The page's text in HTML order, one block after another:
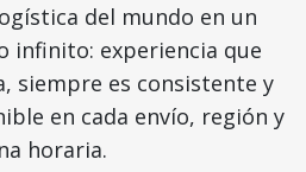
del mundo en un
infinito: experiencia que
siempre es consistente y
en cada envío, región y
horaria.